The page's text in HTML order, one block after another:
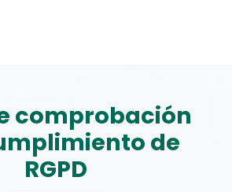
comprobación
de
RGPD